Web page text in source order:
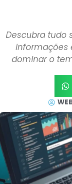
Descubra tudo
informações
dominar o